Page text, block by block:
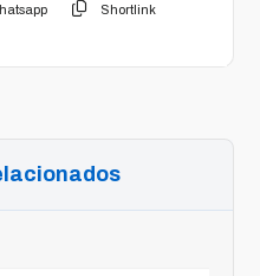
Shortlink